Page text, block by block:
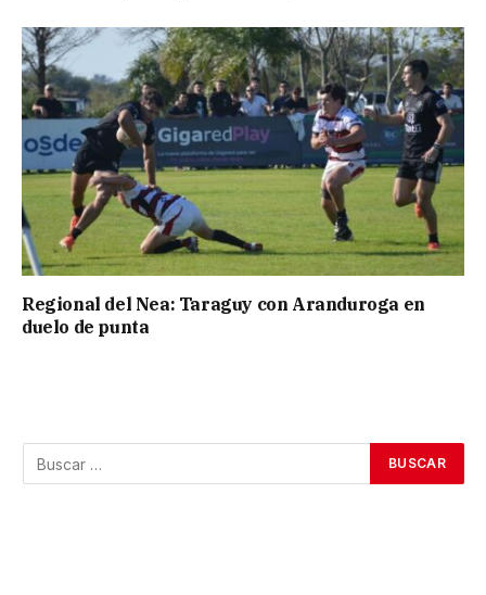
Regional del Nea: Taraguy con Aranduroga en
duelo de punta